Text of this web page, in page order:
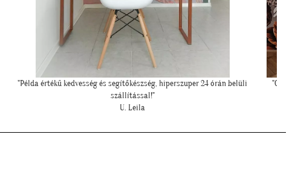
"Csodálatos a fotótapéta még szebb mint ahogy gondoltam!"
L. Ilona
"Szia